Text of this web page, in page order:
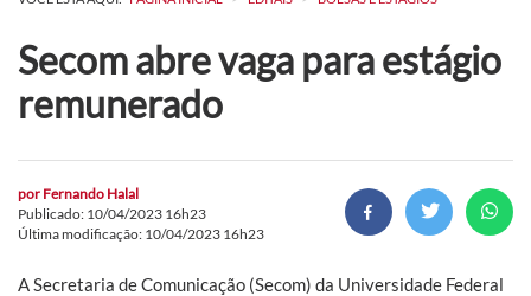
Secom abre vaga para estágio
remunerado
por Fernando Halal
Publicado: 10/04/2023 16h23
Última modificação: 10/04/2023 16h23
A Secretaria de Comunicação (Secom) da Universidade Federal